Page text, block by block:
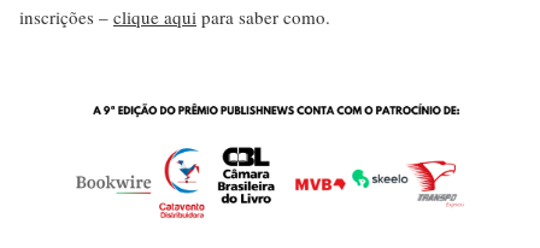
inscrições – clique aqui para saber como.